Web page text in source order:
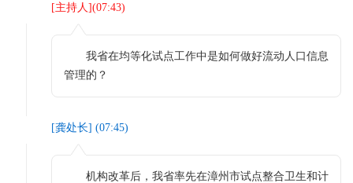
[主持人 ](07:43)
我省在均等化试点工作中是如何做好流动人口信息
管理的？
[龚处长] (07:45)
机构改革后，我省率先在漳州市试点整合卫生和计